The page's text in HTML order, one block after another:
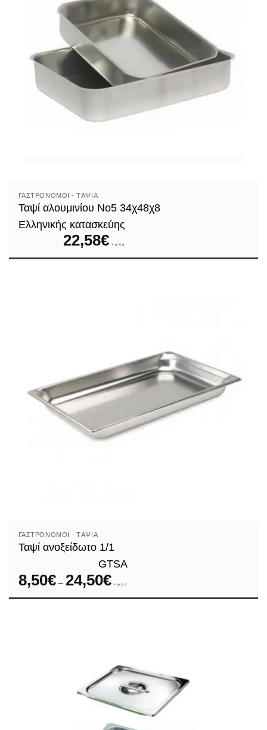
ΓΑΣΤΡΟΝΌΜΟΙ - TΑΨΙΆ
Ταψί αλουμινίου Νο5 34χ48χ8
Ελληνικής κατασκεύης
22,58€ + φ.π.α.
ΓΑΣΤΡΟΝΌΜΟΙ - TΑΨΙΆ
Ταψί ανοξείδωτο 1/1
GTSA
8,50€ – 24,50€Price
range:
through
+ φ.π.α.